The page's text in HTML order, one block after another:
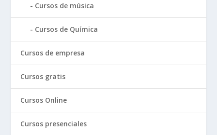
Cursos de música
Cursos de Química
Cursos de empresa
Cursos gratis
Cursos Online
Cursos presenciales